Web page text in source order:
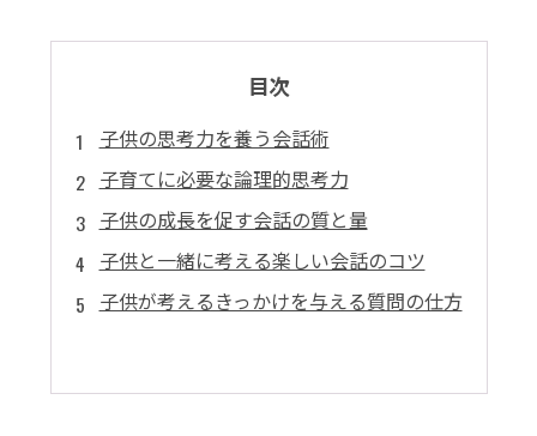
目次
子供の思考力を養う会話術
子育てに必要な論理的思考力
子供の成長を促す会話の質と量
子供と一緒に考える楽しい会話のコツ
子供が考えるきっかけを与える質問の仕方